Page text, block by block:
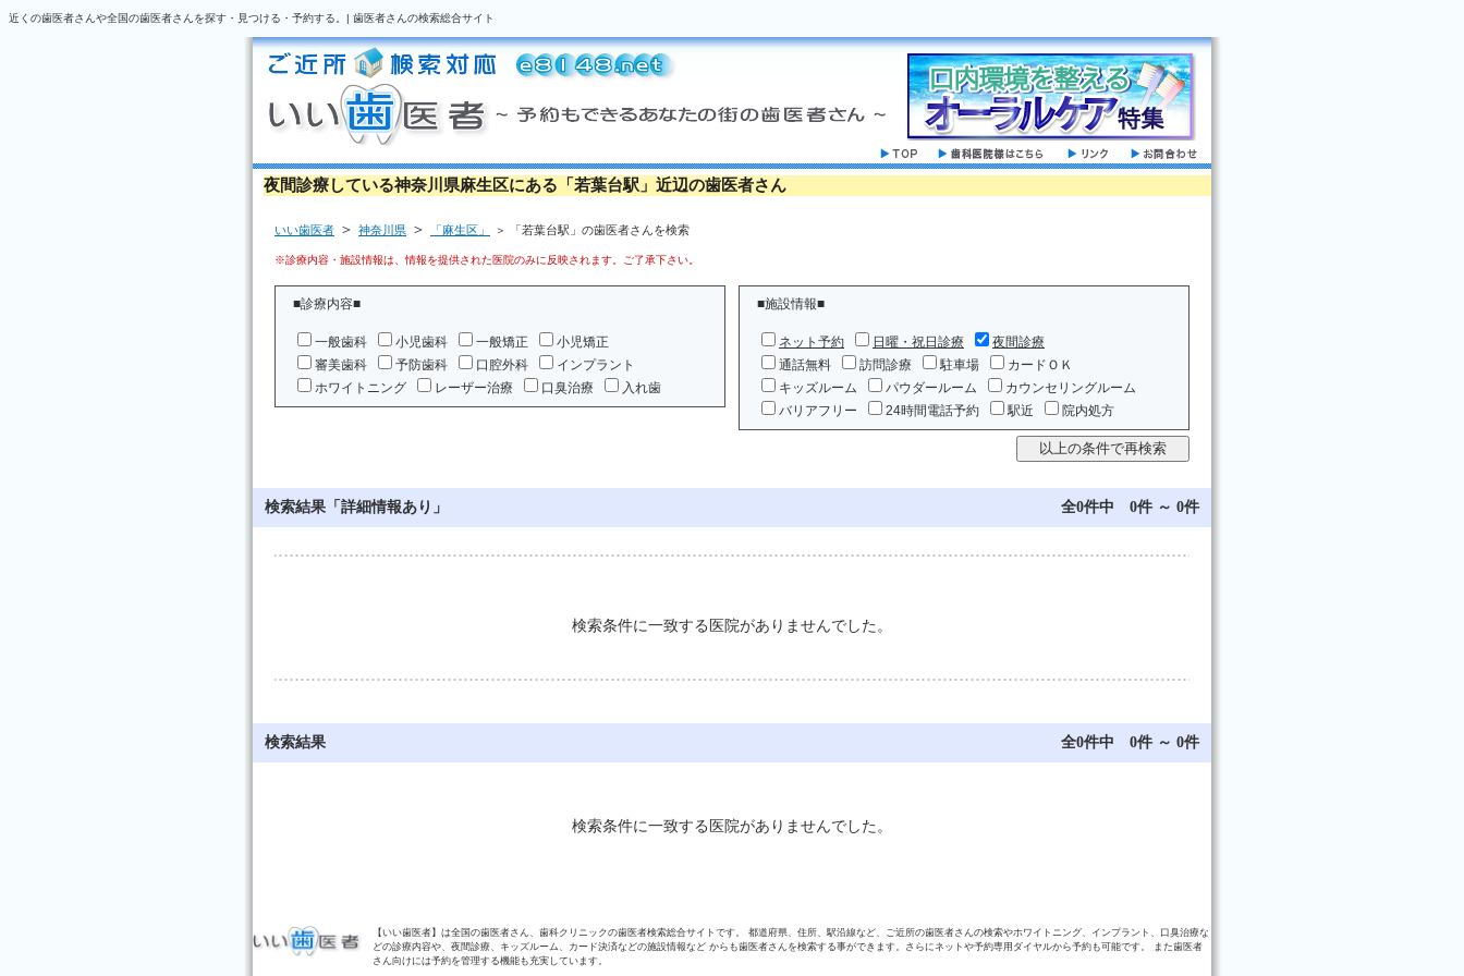
近くの歯医者さんや全国の歯医者さんを探す・見つける・予約する。| 歯医者さんの検索総合サイト
夜間診療している神奈川県麻生区にある「若葉台駅」近辺の歯医者さん
いい歯医者 ＞ 神奈川県 ＞ 「麻生区」 ＞ 「若葉台駅」の歯医者さんを検索
※診療内容・施設情報は、情報を提供された医院のみに反映されます。ご了承下さい。
■診療内容■
一般歯科 小児歯科 一般矯正
小児矯正
審美歯科
予防歯科 口腔外科
インプラント
ホワイトニング
レーザー治療 口臭治療 入れ歯
■施設情報■
ネット予約 日曜・祝日診療
夜間診療
通話無料
訪問診療 駐車場
カードＯＫ
キッズルーム
パウダールーム
カウンセリングルーム
バリアフリー
24時間電話予約 駅近 院内処方
検索結果「詳細情報あり」 全0件中 0件 ～ 0件
検索条件に一致する医院がありませんでした。
検索結果 全0件中 0件 ～ 0件
検索条件に一致する医院がありませんでした。
【いい歯医者】は全国の歯医者さん、歯科クリニックの歯医者検索総合サイトです。 都道府県、住所、駅沿線など、ご近所の歯医者さんの検索やホワイトニング、インプラント、口臭治療な
どの診療内容や、夜間診療、キッズルーム、カード決済などの施設情報など からも歯医者さんを検索する事ができます。さらにネットや予約専用ダイヤルから予約も可能です。 また歯医者
さん向けには予約を管理する機能も充実しています。